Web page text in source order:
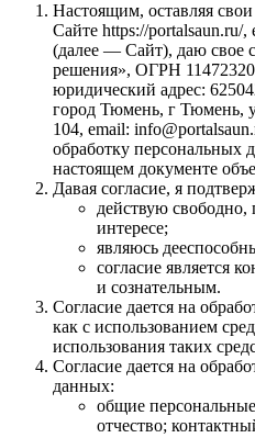
Настоящим, оставляя
Сайте https://portalsaun.ru/,
(далее — Сайт), даю свое
решения», ОГРН
юридический адрес:
город Тюмень, г Тюмень,
104, email:
обработку персональных
настоящем документе
Давая согласие, я
действую свободно,
интересе;
являюсь
согласие является
и сознательным.
Согласие дается на
как с использованием
использования таких
Согласие дается на
данных:
общие
отчество;